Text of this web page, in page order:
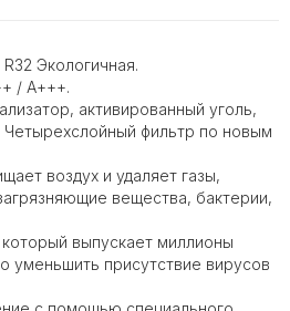
Экологичная.
/ А+++.
активированный уголь,
фильтр по новым
воздух и удаляет газы,
вещества, бактерии,
выпускает миллионы
уменьшить присутствие вирусов